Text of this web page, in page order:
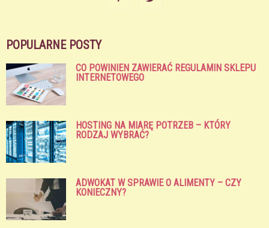
POPULARNE POSTY
CO POWINIEN ZAWIERAĆ REGULAMIN SKLEPU
INTERNETOWEGO
HOSTING NA MIARĘ POTRZEB – KTÓRY
RODZAJ WYBRAĆ?
ADWOKAT W SPRAWIE O ALIMENTY – CZY
KONIECZNY?